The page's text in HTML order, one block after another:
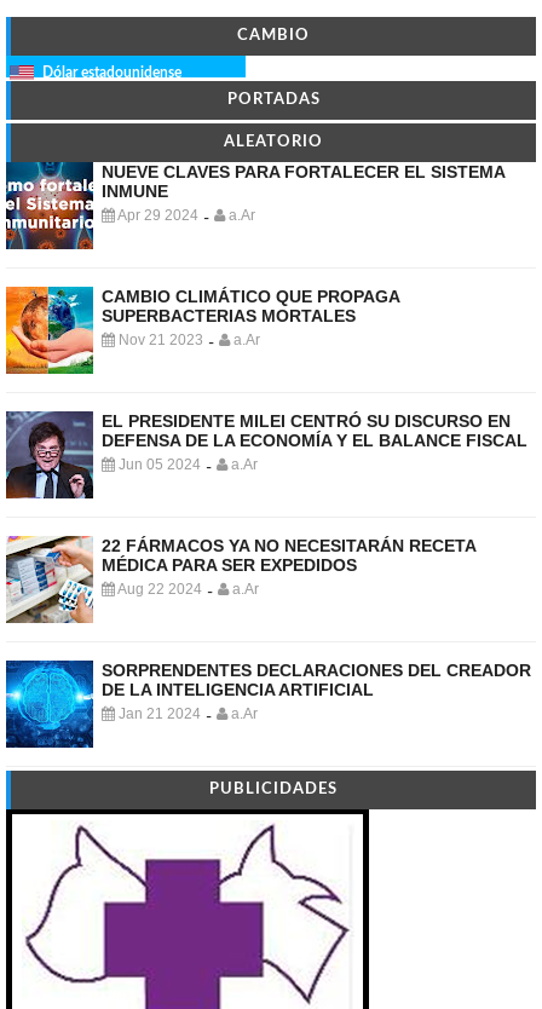
CAMBIO
Dólar estadounidense
PORTADAS
ALEATORIO
NUEVE CLAVES PARA FORTALECER EL SISTEMA
INMUNE
Apr 29 2024 - a.Ar
CAMBIO CLIMÁTICO QUE PROPAGA
SUPERBACTERIAS MORTALES
Nov 21 2023 - a.Ar
EL PRESIDENTE MILEI CENTRÓ SU DISCURSO EN
DEFENSA DE LA ECONOMÍA Y EL BALANCE FISCAL
Jun 05 2024 - a.Ar
22 FÁRMACOS YA NO NECESITARÁN RECETA
MÉDICA PARA SER EXPEDIDOS
Aug 22 2024 - a.Ar
SORPRENDENTES DECLARACIONES DEL CREADOR
DE LA INTELIGENCIA ARTIFICIAL
Jan 21 2024 - a.Ar
PUBLICIDADES